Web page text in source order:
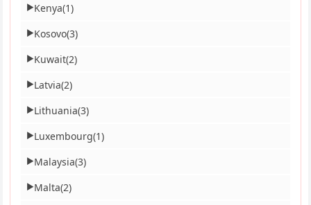
▶Kenya(1)
▶Kosovo(3)
▶Kuwait(2)
▶Latvia(2)
▶Lithuania(3)
▶Luxembourg(1)
▶Malaysia(3)
▶Malta(2)